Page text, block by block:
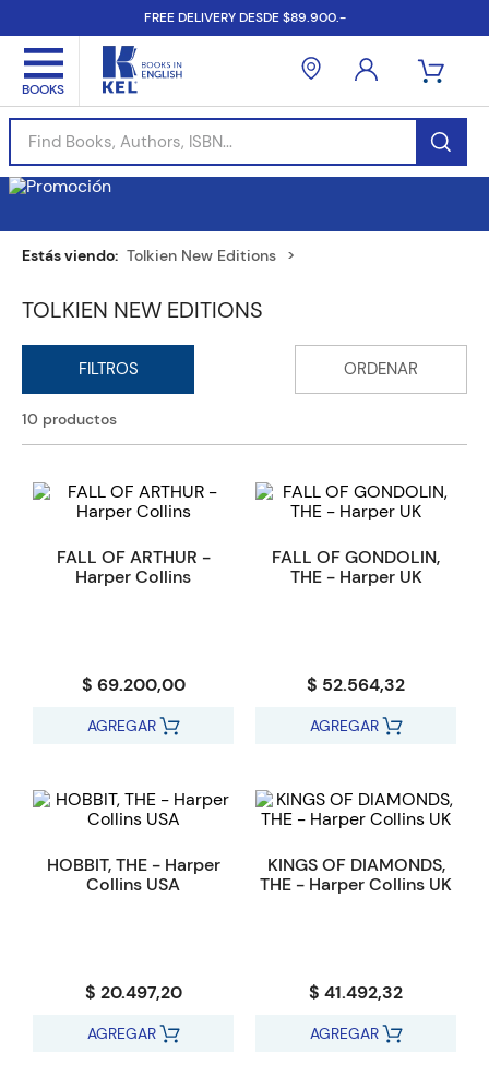
FREE DELIVERY DESDE $89.900.-
Find Books, Authors, ISBN...
Tolkien New Editions
TOLKIEN NEW EDITIONS
10 productos
FALL OF ARTHUR -
Harper Collins
$ 69.200,00
AGREGAR
FALL OF GONDOLIN,
THE - Harper UK
$ 52.564,32
AGREGAR
HOBBIT, THE - Harper
Collins USA
$ 20.497,20
AGREGAR
KINGS OF DIAMONDS,
THE - Harper Collins UK
$ 41.492,32
AGREGAR